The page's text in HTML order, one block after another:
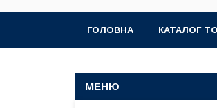
ГОЛОВНА КАТАЛОГ